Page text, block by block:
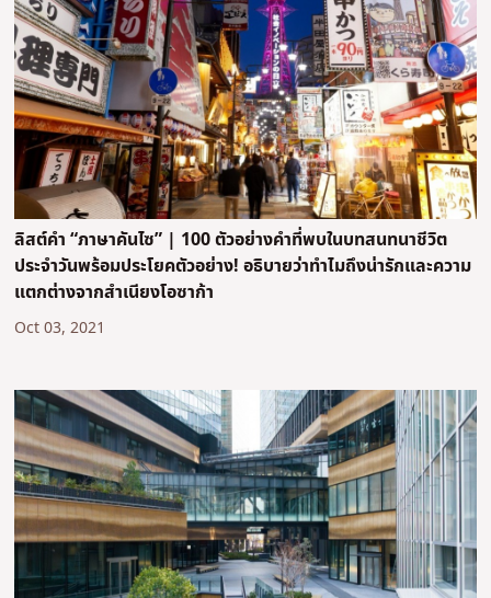
ลิสต์คำ “ภาษาคันไซ” | 100 ตัวอย่างคำที่พบในบทสนทนาชีวิต
ประจำวันพร้อมประโยคตัวอย่าง! อธิบายว่าทำไมถึงน่ารักและความ
แตกต่างจากสำเนียงโอซาก้า
Oct 03, 2021